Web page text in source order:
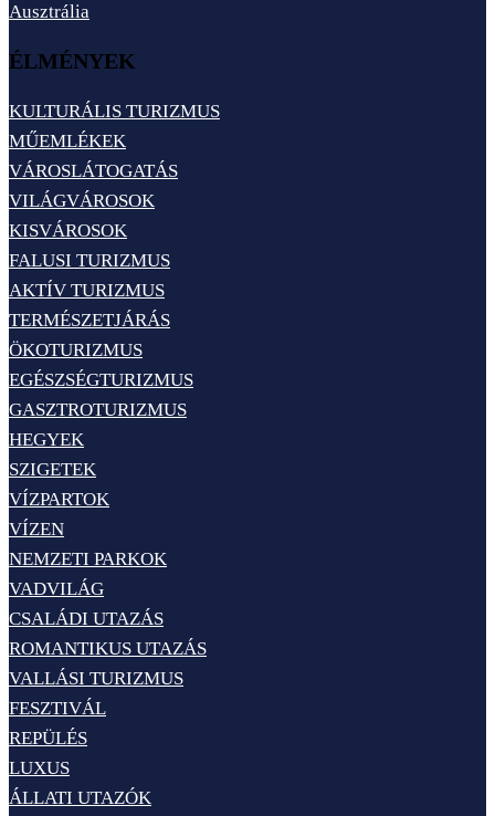
Ausztrália
ÉLMÉNYEK
KULTURÁLIS TURIZMUS
MŰEMLÉKEK
VÁROSLÁTOGATÁS
VILÁGVÁROSOK
KISVÁROSOK
FALUSI TURIZMUS
AKTÍV TURIZMUS
TERMÉSZETJÁRÁS
ÖKOTURIZMUS
EGÉSZSÉGTURIZMUS
GASZTROTURIZMUS
HEGYEK
SZIGETEK
VÍZPARTOK
VÍZEN
NEMZETI PARKOK
VADVILÁG
CSALÁDI UTAZÁS
ROMANTIKUS UTAZÁS
VALLÁSI TURIZMUS
FESZTIVÁL
REPÜLÉS
LUXUS
ÁLLATI UTAZÓK